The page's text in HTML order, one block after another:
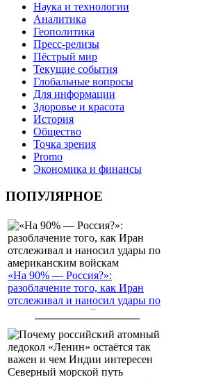
Наука и технологии
Аналитика
Геополитика
Пресс-релизы
Пёстрый мир
Текущие события
Глобальные вопросы
Для информации
Здоровье и красота
История
Общество
Точка зрения
Promo
Экономика и финансы
ПОПУЛЯРНОЕ
«На 90% — Россия?»:
разоблачение того, как Иран
отслеживал и наносил удары по
американским войскам